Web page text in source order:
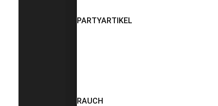
PARTYARTIKEL
RAUCH